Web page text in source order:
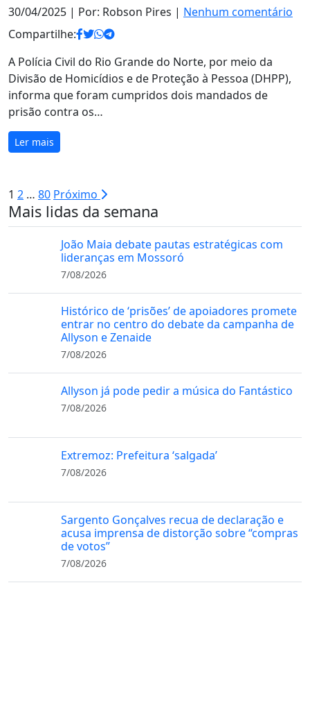
30/04/2025 | Por: Robson Pires | Nenhum comentário
Compartilhe:
A Polícia Civil do Rio Grande do Norte, por meio da
Divisão de Homicídios e de Proteção à Pessoa (DHPP),
informa que foram cumpridos dois mandados de
prisão contra os…
Ler mais
Paginação
de
1 2 … 80 Próximo
Mais lidas da semana
João Maia debate pautas estratégicas com
lideranças em Mossoró
7/08/2026
Histórico de ‘prisões’ de apoiadores promete
entrar no centro do debate da campanha de
Allyson e Zenaide
7/08/2026
Allyson já pode pedir a música do Fantástico
7/08/2026
Extremoz: Prefeitura ‘salgada’
7/08/2026
Sargento Gonçalves recua de declaração e
acusa imprensa de distorção sobre “compras
de votos”
7/08/2026